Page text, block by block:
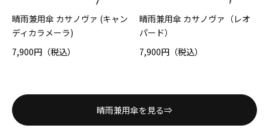
晴雨兼用傘 カサノヴァ (キャン
ディカラメーラ)
7,900円（税込）
晴雨兼用傘 カサノヴァ（レオ
パード）
7,900円（税込）
晴雨兼用傘を見る⇒